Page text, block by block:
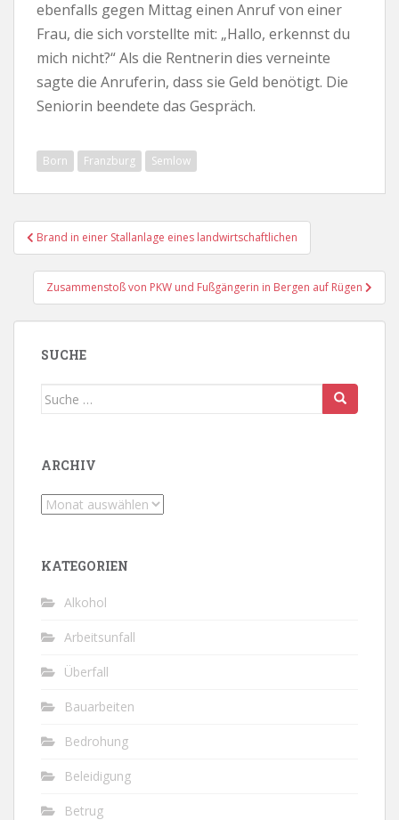
ebenfalls gegen Mittag einen Anruf von einer
Frau, die sich vorstellte mit: „Hallo, erkennst du
mich nicht?“ Als die Rentnerin dies verneinte
sagte die Anruferin, dass sie Geld benötigt. Die
Seniorin beendete das Gespräch.
Born Franzburg Semlow
Beitragsnavigation
Brand in einer Stallanlage eines landwirtschaftlichen
Zusammenstoß von PKW und Fußgängerin in Bergen auf Rügen
SUCHE
Suche
ARCHIV
Archiv
KATEGORIEN
Alkohol
Arbeitsunfall
Überfall
Bauarbeiten
Bedrohung
Beleidigung
Betrug